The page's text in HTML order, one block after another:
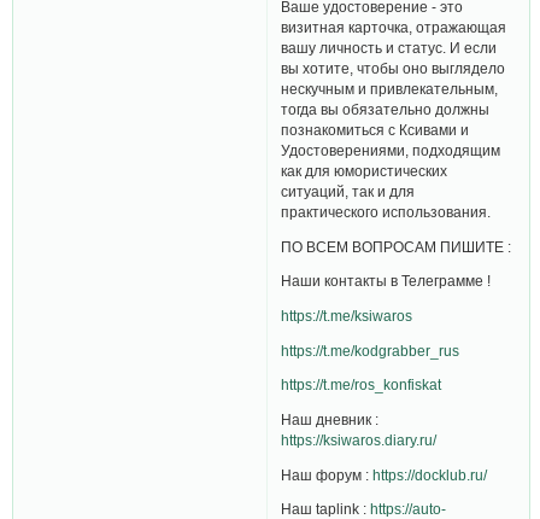
Ваше удостоверение - это
визитная карточка, отражающая
вашу личность и статус. И если
вы хотите, чтобы оно выглядело
нескучным и привлекательным,
тогда вы обязательно должны
познакомиться с Ксивами и
Удостоверениями, подходящим
как для юмористических
ситуаций, так и для
практического использования.
ПО ВСЕМ ВОПРОСАМ ПИШИТЕ :
Наши контакты в Телеграмме !
https://t.me/ksiwaros
https://t.me/kodgrabber_rus
https://t.me/ros_konfiskat
Наш дневник :
https://ksiwaros.diary.ru/
Наш форум :https://docklub.ru/
Наш taplink : https://auto-